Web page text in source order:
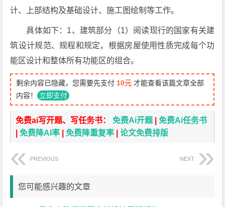
计、上部结构及基础设计、施工图绘制等工作。
具体如下：1、建筑部分（1）阅读现行的国家有关建
筑设计规范、规程和规定，根据房屋使用性质完成每个功
能区设计和整体所有功能区的组合。
剩余内容已隐藏，您需要先支付 10元 才能查看该篇文章全部
内容！ 立即支付
免费ai写开题、写任务书：免费Ai开题 |免费Ai任务书
|免费降AI率 |免费降重复率 |论文免费排版
PREVIOUS NEXT
您可能感兴趣的文章